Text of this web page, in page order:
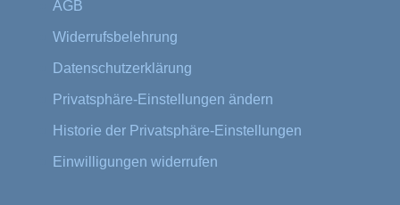
AGB
Widerrufsbelehrung
Datenschutzerklärung
Privatsphäre-Einstellungen ändern
Historie der Privatsphäre-Einstellungen
Einwilligungen widerrufen